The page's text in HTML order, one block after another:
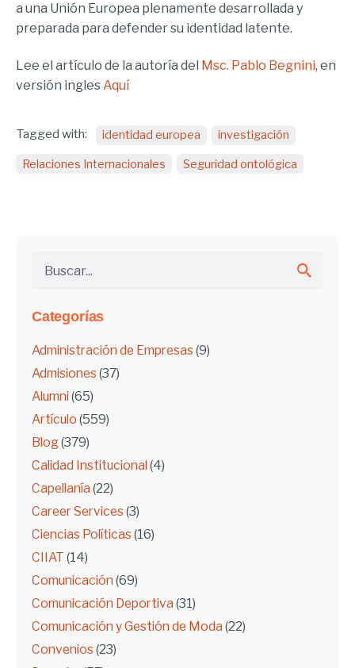
Categorías
Administración de Empresas (9)
Admisiones (37)
Alumni (65)
Artículo (559)
Blog(379)
Calidad Institucional (4)
Capellanía (22)
Career Services (3)
Ciencias Políticas (16)
CIIAT (14)
Comunicación (69)
Comunicación Deportiva (31)
Comunicación y Gestión de Moda (22)
Convenios (23)
a una Unión Europea plenamente desarrollada y
preparada para defender su identidad latente.
Lee el artículo de la autoría del Msc. Pablo Begnini, en
versión inglesAquí
Tagged with: identidad europea investigación
Relaciones Internacionales Seguridad ontológica